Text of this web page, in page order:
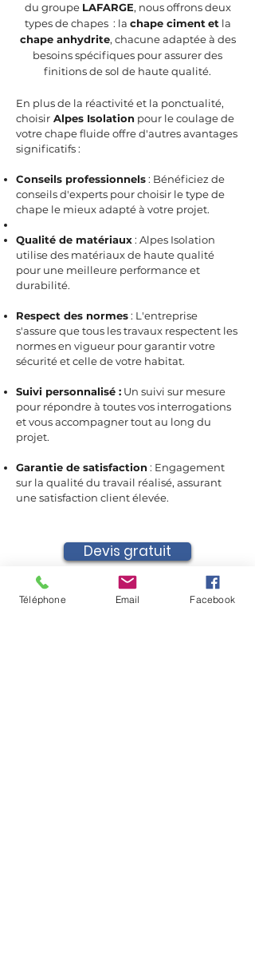
du groupe LAFARGE, nous offrons deux
types de chapes : la chape ciment et la
chape anhydrite, chacune adaptée à des
besoins spécifiques pour assurer des
finitions de sol de haute qualité.
En plus de la réactivité et la ponctualité,
choisir Alpes Isolation pour le coulage de
votre chape fluide offre d'autres avantages
significatifs :
Conseils professionnels: Bénéficiez de
conseils d'experts pour choisir le type de
chape le mieux adapté à votre projet.
Qualité de matériaux: Alpes Isolation
utilise des matériaux de haute qualité
pour une meilleure performance et
durabilité.
Respect des normes: L'entreprise
s'assure que tous les travaux respectent les
normes en vigueur pour garantir votre
sécurité et celle de votre habitat.
Suivi personnalisé : Un suivi sur mesure
pour répondre à toutes vos interrogations
et vous accompagner tout au long du
projet.
Garantie de satisfaction : Engagement
sur la qualité du travail réalisé, assurant
une satisfaction client élevée.
Devis gratuit
Téléphone Email Facebook